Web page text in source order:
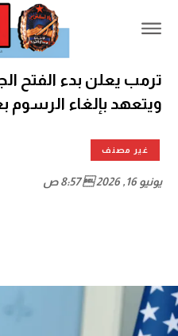
ترمب يعلن بدء الفتح
ويتعهد بإلغاء الرسوم
غير مصنف
يونيو 16, 2026  8:57 ص